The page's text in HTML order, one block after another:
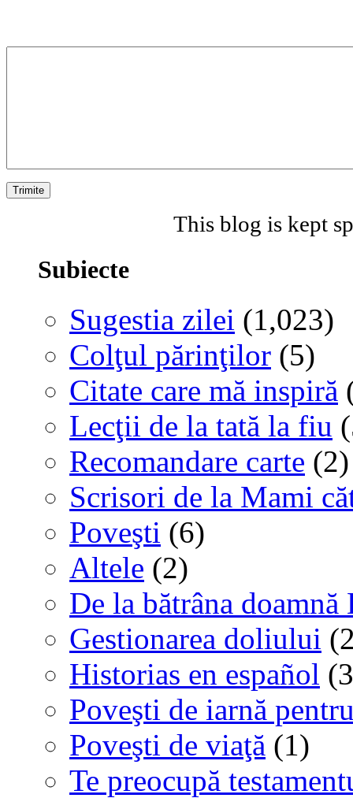
This blog is kept
Subiecte
Sugestia zilei (1,023)
Colţul părinţilor (5)
Citate care mă inspiră
Lecţii de la tată la fiu
Recomandare carte (2)
Scrisori de la Mami
Poveşti (6)
Altele (2)
De la bătrâna
Gestionarea doliului
Historias en español
Poveşti de iarnă
Poveşti de viaţă (1)
Te preocupă